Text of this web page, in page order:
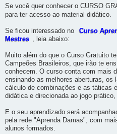
Se você quer conhecer o CURSO
para ter acesso ao material didático.
Se ficou interessado no
Curso
Mestres , leia abaixo:
Muito além do que o Curso Gratuito
Campeões Brasileiros, que irão te
conhecem. O curso conta com mais
ensinando as melhores aberturas, os
cálculo de combinações e as táticas
didática e direcionada ao jogo
E o seu aprendizado será
pela rede "Aprenda Damas", com
alunos formados.